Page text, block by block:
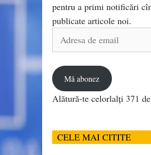
pentru a primi notificări
publicate articole noi.
Adresa
Mă abonez
Alătură-te celorlalți 371
CELE MAI CITITE